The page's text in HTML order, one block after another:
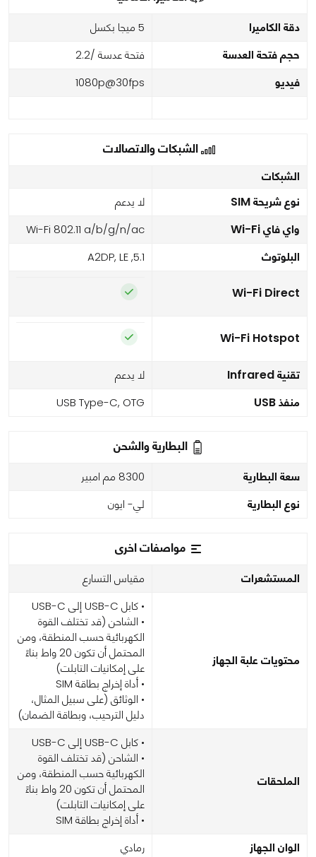
دقة الكاميرا 5 ميجا بكسل
حجم فتحة العدسة فتحة عدسة /2.2
فيديو 1080p@30fps
الشبكات والاتصالات
الشبكات
نوع شريحة SIM
لا يدعم
واي فاي Wi-Fi Wi-Fi 802.11 a/b/g/n/ac
البلوتوث 5.1, A2DP, LE
Wi-Fi Direct
Wi-Fi Hotspot
تقنية Infrared لا يدعم
منفذ USB USB Type-C, OTG
البطارية والشحن
سعة البطارية 8300 مم امبير
نوع البطارية لي- ايون
مواصفات اخرى
المستشعرات مقياس التسارع
محتويات علبة الجهاز
• كابل USB-C إلى USB-C
• الشاحن (قد تختلف القوة
الكهربائية حسب المنطقة، ومن
المحتمل أن تكون 20 واط بناءً
على إمكانيات التابلت)
• أداة إخراج بطاقة SIM
• الوثائق (على سبيل المثال،
دليل الترحيب، وبطاقة الضمان)
الملحقات
• كابل USB-C إلى USB-C
• الشاحن (قد تختلف القوة
الكهربائية حسب المنطقة، ومن
المحتمل أن تكون 20 واط بناءً
على إمكانيات التابلت)
• أداة إخراج بطاقة SIM
الوان الجهاز رمادي